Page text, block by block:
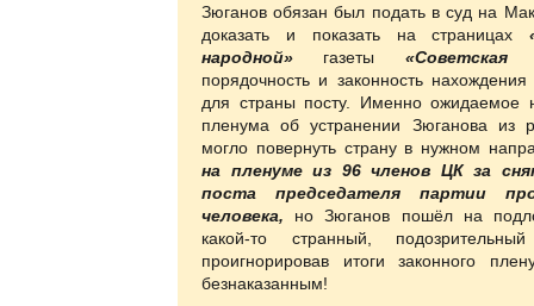
Зюганов обязан был подать в суд на
доказать и показать на страницах
народной» газеты «Советская
порядочность и законность
для страны посту. Именно ожидаемое
пленума об устранении Зюганова из
могло повернуть страну в нужном
на пленуме из 96 членов ЦК за
поста председателя партии
человека, но Зюганов пошёл на
какой-то странный,
проигнорировав итоги законного
безнаказанным!